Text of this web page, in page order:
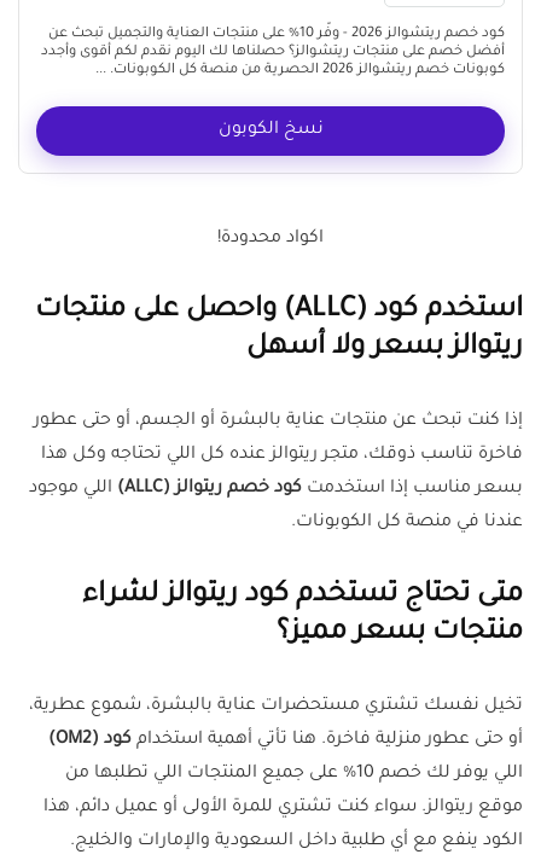
كود خصم ريتشوالز 2026 - وفّر 10% على منتجات العناية والتجميل تبحث عن
أفضل خصم على منتجات ريتشوالز؟ حصلناها لك اليوم نقدم لكم أقوى وأجدد
كوبونات خصم ريتشوالز 2026 الحصرية من منصة كل الكوبونات. ...
نسخ الكوبون
اكواد محدودة!
استخدم كود (ALLC) واحصل على منتجات
ريتوالز بسعر ولا أسهل
إذا كنت تبحث عن منتجات عناية بالبشرة أو الجسم، أو حتى عطور
فاخرة تناسب ذوقك، متجر ريتوالز عنده كل اللي تحتاجه وكل هذا
بسعر مناسب إذا استخدمت كود خصم ريتوالز (ALLC)
اللي موجود
عندنا في منصة كل الكوبونات.
متى تحتاج تستخدم كود ريتوالز لشراء
منتجات بسعر مميز؟
تخيل نفسك تشتري مستحضرات عناية بالبشرة، شموع عطرية،
أو حتى عطور منزلية فاخرة. هنا تأتي أهمية استخدام كود (OM2)
اللي يوفر لك خصم 10% على جميع المنتجات اللي تطلبها من
موقع ريتوالز. سواء كنت تشتري للمرة الأولى أو عميل دائم، هذا
الكود ينفع مع أي طلبية داخل السعودية والإمارات والخليج.